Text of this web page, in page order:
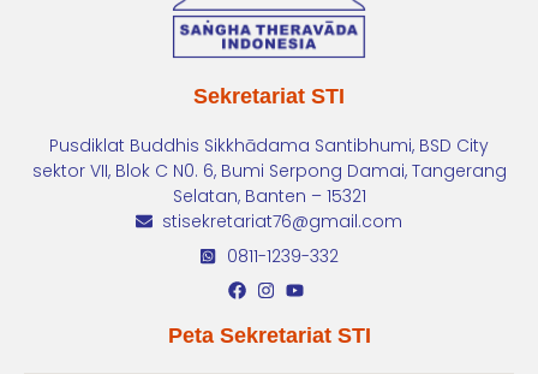
Sekretariat STI
Pusdiklat Buddhis Sikkhādama Santibhumi, BSD City
sektor VII, Blok C N0. 6, Bumi Serpong Damai, Tangerang
Selatan, Banten – 15321
stisekretariat76@gmail.com
0811-1239-332
Peta Sekretariat STI